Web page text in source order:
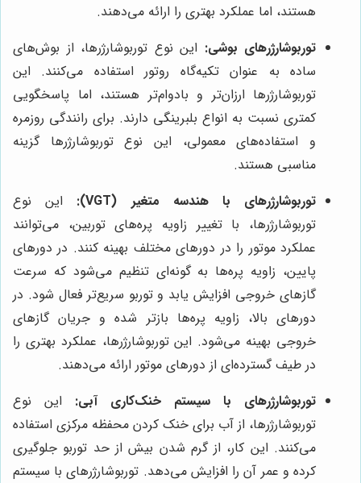
هستند، اما عملکرد بهتری را ارائه می‌دهند.
توربوشارژرهای بوشی: این نوع توربوشارژرها، از بوش‌های
ساده به عنوان تکیه‌گاه روتور استفاده می‌کنند. این
توربوشارژرها ارزان‌تر و بادوام‌تر هستند، اما پاسخگویی
کمتری نسبت به انواع بلبرینگی دارند. برای رانندگی روزمره
و استفاده‌های معمولی، این نوع توربوشارژرها گزینه
مناسبی هستند.
توربوشارژرهای با هندسه متغیر (VGT):
این نوع
توربوشارژرها، با تغییر زاویه پره‌های توربین، می‌توانند
عملکرد موتور را در دورهای مختلف بهینه کنند. در دورهای
پایین، زاویه پره‌ها به گونه‌ای تنظیم می‌شود که سرعت
گازهای خروجی افزایش یابد و توربو سریع‌تر فعال شود. در
دورهای بالا، زاویه پره‌ها بازتر شده و جریان گازهای
خروجی بهینه می‌شود. این توربوشارژرها، عملکرد بهتری را
در طیف گسترده‌ای از دورهای موتور ارائه می‌دهند.
توربوشارژرهای با سیستم خنک‌کاری آبی: این نوع
توربوشارژرها، از آب برای خنک کردن محفظه مرکزی استفاده
می‌کنند. این کار، از گرم شدن بیش از حد توربو جلوگیری
کرده و عمر آن را افزایش می‌دهد. توربوشارژرهای با سیستم